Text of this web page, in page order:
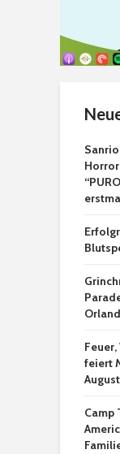
Feuer,
feiert
August
Camp